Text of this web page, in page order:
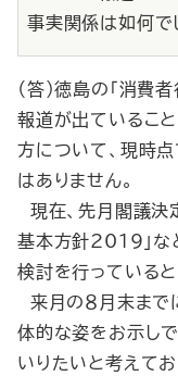
事実関係は如何で
（答）徳島の「消費
報道が出ているこ
方について、現時
はありません。
現在、先月閣議決
基本方針2019」な
検討を行っていると
来月の８月末まで
体的な姿をお示し
いりたいと考えてお